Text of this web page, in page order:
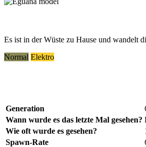
Es ist in der Wüste zu Hause und wandelt
Normal Elektro
Generation
Wann wurde es das letzte Mal gesehen?
Wie oft wurde es gesehen?
Spawn-Rate